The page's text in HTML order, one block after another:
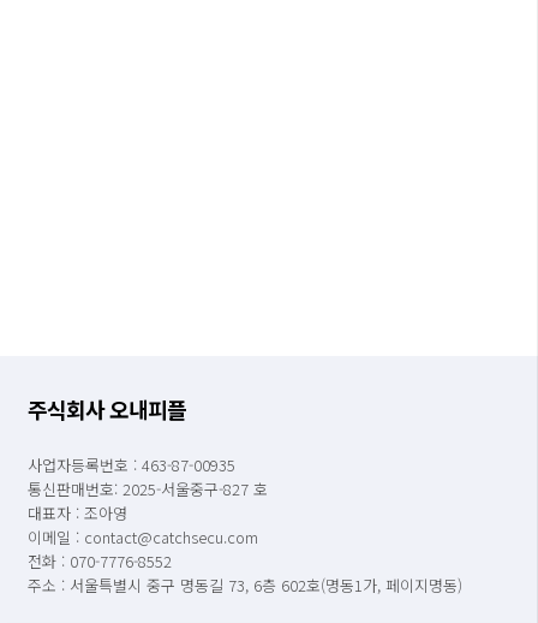
주식회사 오내피플
사업자등록번호 : 463-87-00935
통신판매번호: 2025-서울중구-827 호
대표자 : 조아영
이메일 : contact@catchsecu.com
전화 : 070-7776-8552
주소 : 서울특별시 중구 명동길 73, 6층 602호(명동1가, 페이지명동)